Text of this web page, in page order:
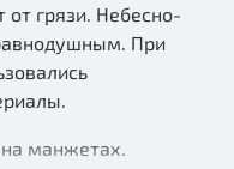
грязи. Небесно-
При
манжетах.